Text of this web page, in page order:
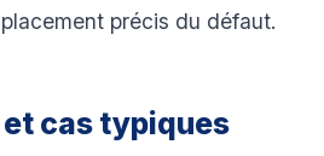
précis du défaut.
cas typiques